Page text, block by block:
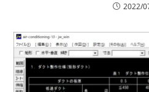
2022/